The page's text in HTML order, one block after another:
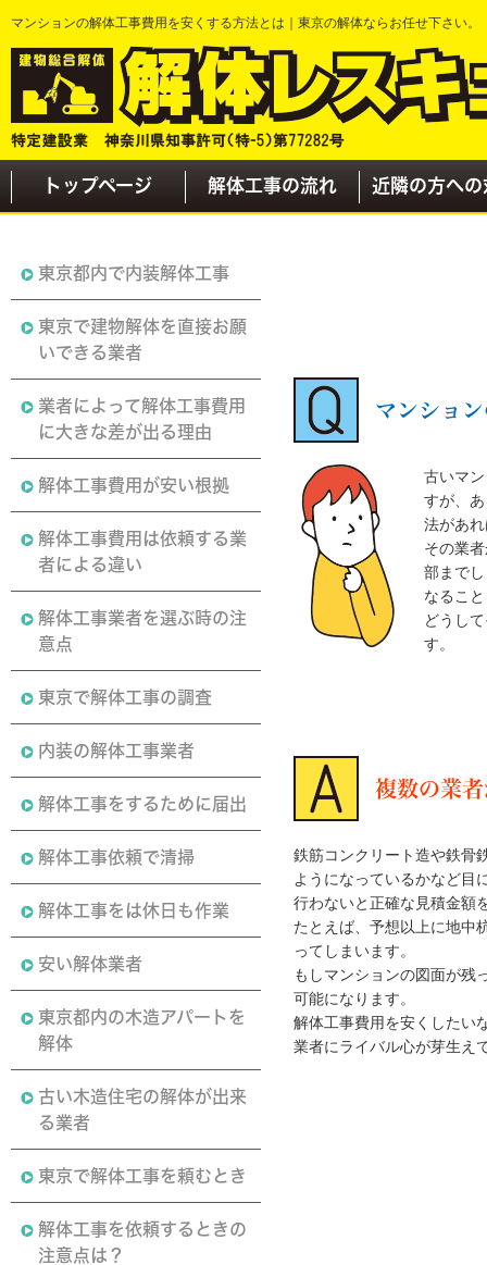
マンションの解体工事費用を安くする方法とは｜東京の解体ならお任せ下さい。
トップページ 解体工事の流れ 近隣の方への
東京都内で内装解体工事
東京で建物解体を直接お願
いできる業者
業者によって解体工事費用
に大きな差が出る理由
解体工事費用が安い根拠
解体工事費用は依頼する業
者による違い
解体工事業者を選ぶ時の注
意点
東京で解体工事の調査
内装の解体工事業者
解体工事をするために届出
解体工事依頼で清掃
解体工事をは休日も作業
安い解体業者
東京都内の木造アパートを
解体
古い木造住宅の解体が出来
る業者
東京で解体工事を頼むとき
解体工事を依頼するときの
注意点は？
マンショ
古いマ
すが、
法があ
その業
部まで
なるこ
どうし
す。
複数の業
鉄筋コンクリート造や鉄骨
ようになっているかなど目
行わないと正確な見積金額
たとえば、予想以上に地中
ってしまいます。
もしマンションの図面が残
可能になります。
解体工事費用を安くしたい
業者にライバル心が芽生え